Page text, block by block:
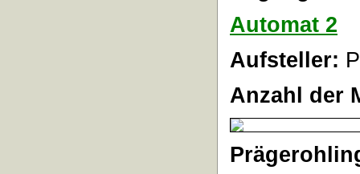
Automat 2
Aufsteller:
Anzahl der